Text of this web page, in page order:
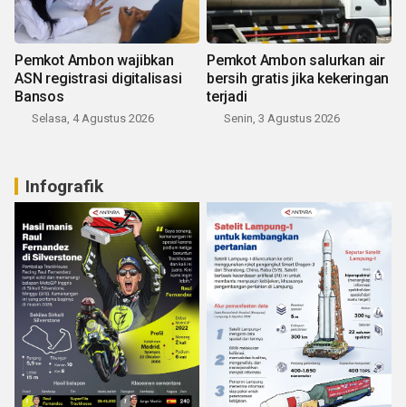
Pemkot Ambon wajibkan
ASN registrasi digitalisasi
Bansos
Selasa, 4 Agustus 2026
Pemkot Ambon salurkan air
bersih gratis jika kekeringan
terjadi
Senin, 3 Agustus 2026
Infografik